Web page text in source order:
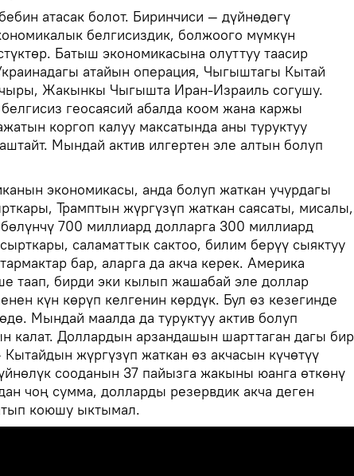
атасак болот. Биринчиси — дүйнөдөгү
белгисиздик, болжоого мүмкүн
Батыш экономикасына олуттуу таасир
атайын операция, Чыгыштагы Кытай
Жакынкы Чыгышта Иран-Израиль согушу.
геосаясий абалда коом жана каржы
коргоп калуу максатында аны туруктуу
Мындай актив илгертен эле алтын болуп
экономикасы, анда болуп жаткан учурдагы
Трамптын жүргүзүп жаткан саясаты, мисалы,
700 миллиард долларга 300 миллиард
саламаттык сактоо, билим берүү сыяктуу
бар, аларга да акча керек. Америка
таап, бирди эки кылып жашабай эле доллар
күн көрүп келгенин көрдүк. Бул өз кезегинде
Мындай маалда да туруктуу актив болуп
калат. Доллардын арзандашын шарттаган дагы бир
жүргүзүп жаткан өз акчасын күчөтүү
сооданын 37 пайызга жакыны юанга өткөнү
чоң сумма, долларды резервдик акча деген
коюшу ыктымал.